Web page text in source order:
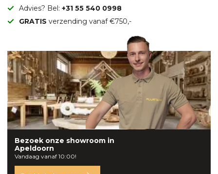
Advies? Bel: +31 55 540 0998
GRATIS verzending vanaf €750,-
Bezoek onze showroom in
Apeldoorn
Vandaag vanaf 10:00!